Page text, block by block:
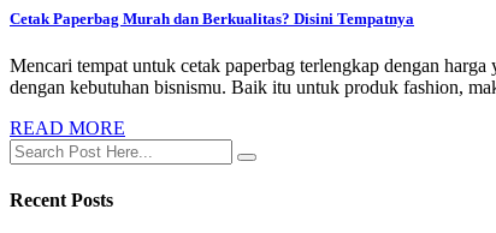
Cetak Paperbag Murah dan Berkualitas? Disini Tempatnya
Mencari tempat untuk cetak paperbag terlengkap dengan
dengan kebutuhan bisnismu. Baik itu untuk produk fashion,
READ MORE
Recent Posts